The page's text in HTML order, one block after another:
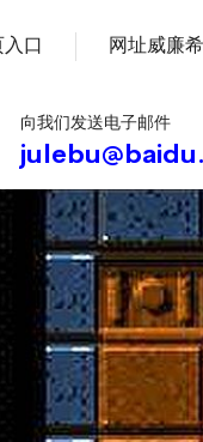
口 网址威廉
向我们发送电子邮件